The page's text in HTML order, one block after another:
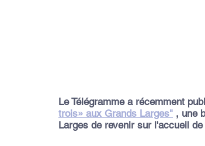
Le Télégramme a récemment
trois» aux Grands Larges" , une
Larges de revenir sur l'accueil